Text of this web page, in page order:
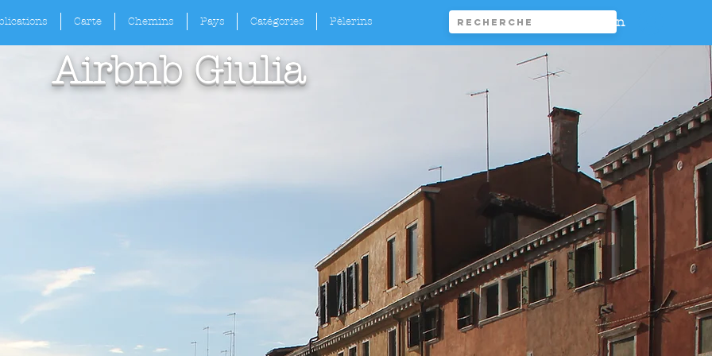
Carte Chemins Pays Catégories Pèlerins Connexion
Airbnb Giulia